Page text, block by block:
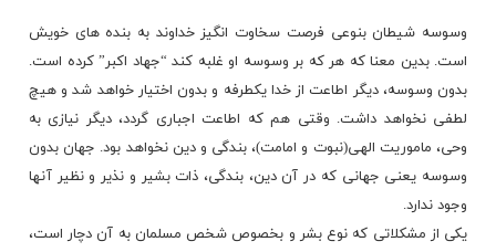
وسوسه شیطان بنوعی فرصت سخاوت انگیز خداوند به بنده های خویش
است. بدین معنا که هر که بر وسوسه او غلبه کند “جهاد اکبر” کرده است.
بدون وسوسه، دیگر اطاعت از خدا یکطرفه و بدون اختیار خواهد شد و هیچ
لطفی نخواهد داشت. وقتی هم که اطاعت اجباری گردد، دیگر نیازی به
وحی، ماموریت الهی(نبوت و امامت)، بندگی و دین نخواهد بود. جهان بدون
وسوسه یعنی جهانی که در آن دین، بندگی، ذات بشیر و نذیر و نظیر آنها
وجود ندارد.
یکی از مشکلاتی که نوع بشر و بخصوص شخص مسلمان به آن دچار است،